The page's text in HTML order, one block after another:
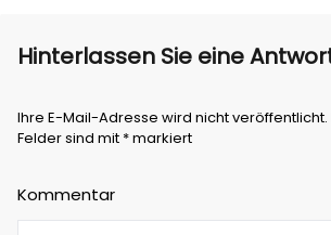
Hinterlassen Sie eine
Ihre E-Mail-Adresse wird nicht
Felder sind mit * markiert
Kommentar